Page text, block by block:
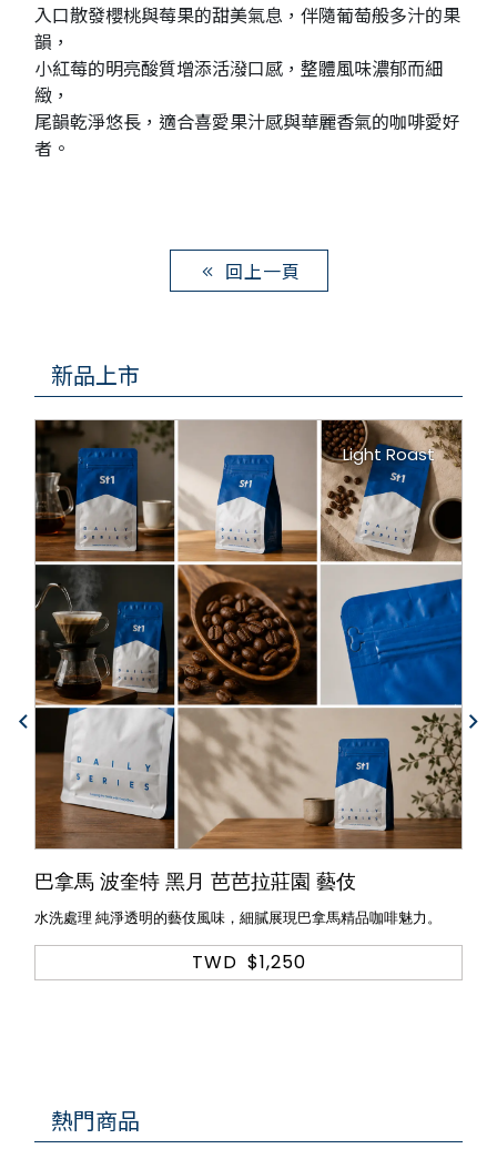
入口散發櫻桃與莓果的甜美氣息，伴隨葡萄般多汁的果
韻，
小紅莓的明亮酸質增添活潑口感，整體風味濃郁而細
緻，
尾韻乾淨悠長，適合喜愛果汁感與華麗香氣的咖啡愛好
者。
回上一頁
新品上市
Light Roast
巴拿馬 波奎特 黑月 芭芭拉莊園 藝伎
水洗處理 純淨透明的藝伎風味，細膩展現巴拿馬精品咖啡魅力。
TWD $1,250
熱門商品